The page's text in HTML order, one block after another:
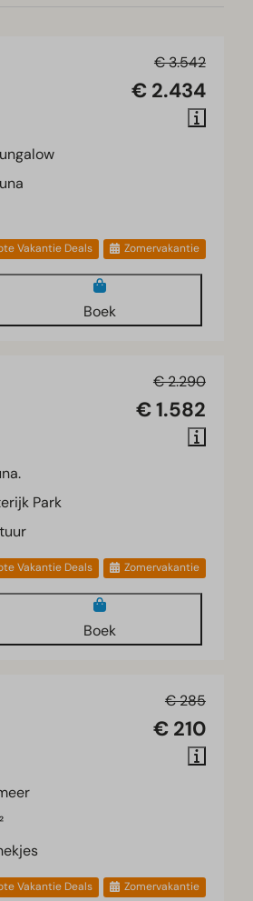
€ 3.542
€ 2.434
Vakantie Deals Zomervakantie
Boek
€ 2.290
€ 1.582
Park
Vakantie Deals Zomervakantie
Boek
€ 285
€ 210
Vakantie Deals Zomervakantie